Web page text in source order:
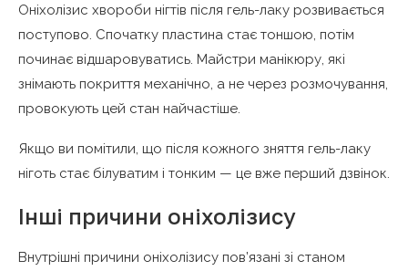
Оніхолізис хвороби нігтів після гель-лаку розвивається
поступово. Спочатку пластина стає тоншою, потім
починає відшаровуватись. Майстри манікюру, які
знімають покриття механічно, а не через розмочування,
провокують цей стан найчастіше.
Якщо ви помітили, що після кожного зняття гель-лаку
ніготь стає білуватим і тонким — це вже перший дзвінок.
Інші причини оніхолізису
Внутрішні причини оніхолізису пов’язані зі станом